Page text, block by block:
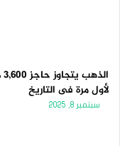
لأول مرة فى التاريخ
سبتمبر 8, 2025